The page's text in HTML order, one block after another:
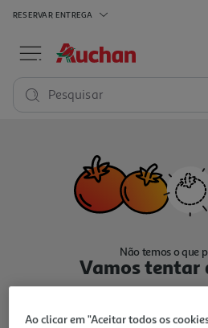
RESERVAR ENTREGA
Pesquisar
Não temos o que
Vamos tentar
Ao clicar em "Aceitar todos os